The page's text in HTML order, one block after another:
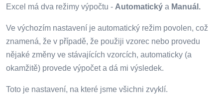
Excel má dva režimy výpočtu - Automatický a Manuál.
Ve výchozím nastavení je automatický režim povolen, což
znamená, že v případě, že použiji vzorec nebo provedu
nějaké změny ve stávajících vzorcích, automaticky (a
okamžitě) provede výpočet a dá mi výsledek.
Toto je nastavení, na které jsme všichni zvyklí.